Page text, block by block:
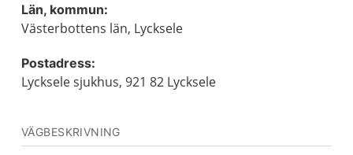
Län, kommun:
Västerbottens län, Lycksele
Postadress:
Lycksele sjukhus, 921 82 Lycksele
VÄGBESKRIVNING